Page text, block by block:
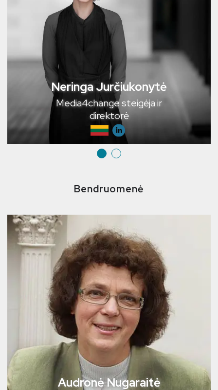
Neringa Jurčiukonytė
Media4change steigėja ir
direktorė
Bendruomenė
Audronė Nugaraitė